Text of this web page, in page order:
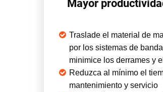
Mayor
Traslade el material de
por los sistemas de
minimice los derrames y
Reduzca al mínimo el
mantenimiento y servicio